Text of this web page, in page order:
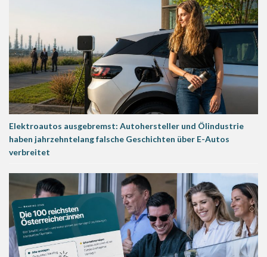
Elektroautos ausgebremst: Autohersteller und Ölindustrie
haben jahrzehntelang falsche Geschichten über E-Autos
verbreitet